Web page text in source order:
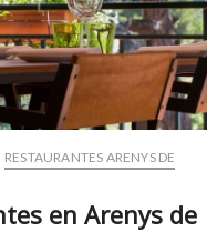
RESTAURANTES ARENYS DE
en Arenys de